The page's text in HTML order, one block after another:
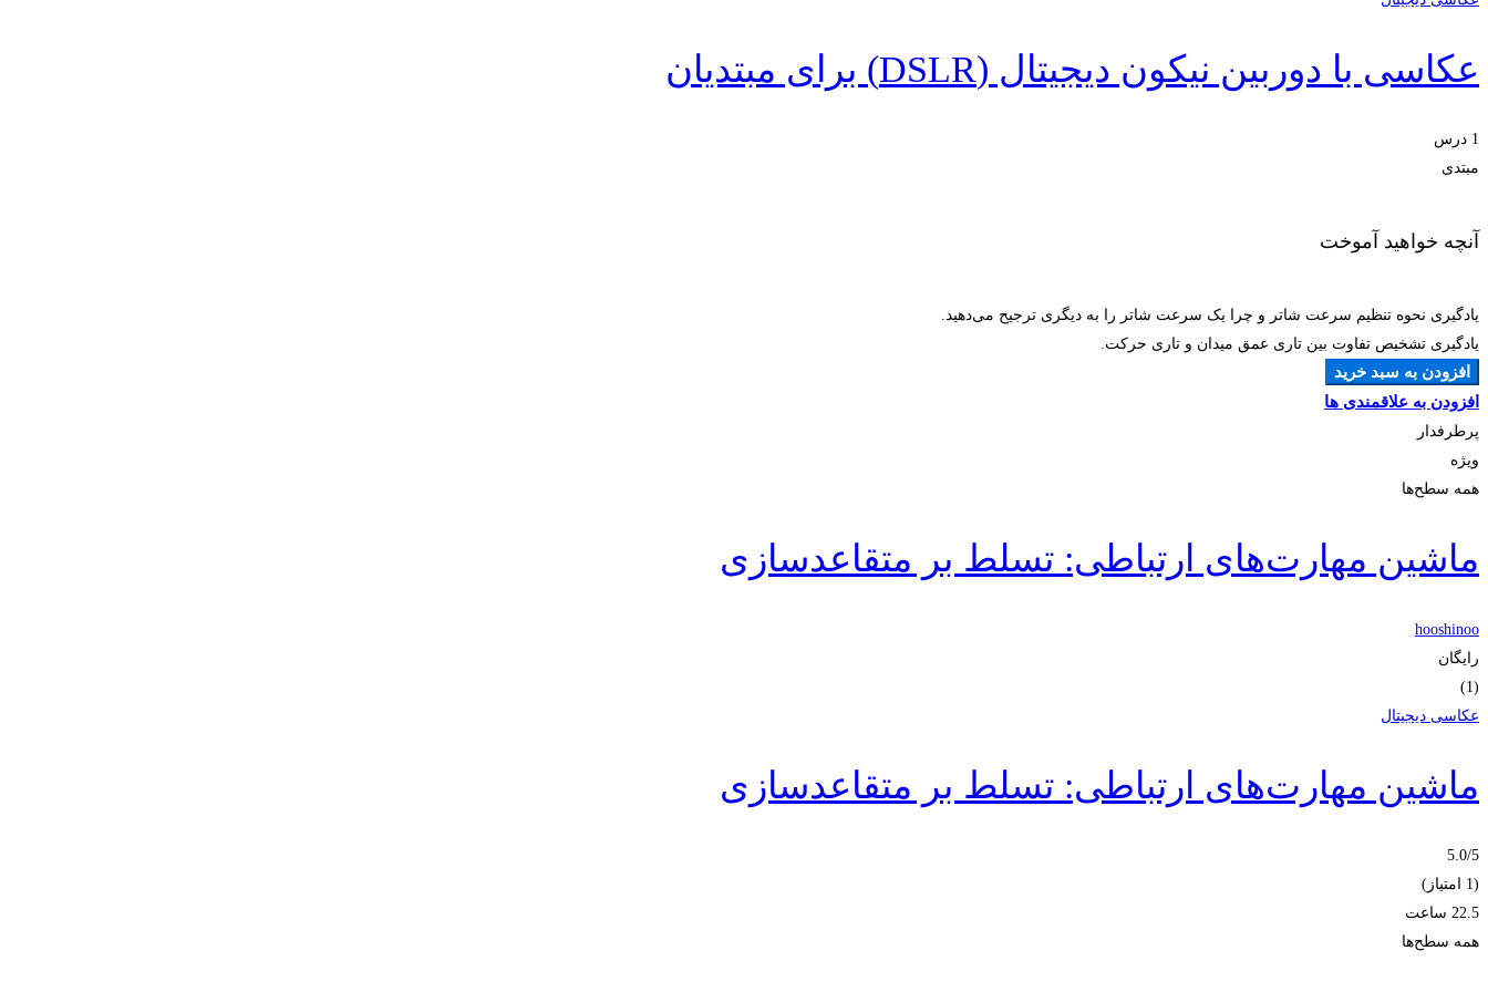
عکاسی با دوربین نیکون دیجیتال (DSLR) برای مبتدیان
1 درس‌
مبتدی
آنچه خواهید آموخت
یادگیری نحوه تنظیم سرعت شاتر و چرا یک سرعت شاتر را به دیگری ترجیح می‌دهید.
یادگیری تشخیص تفاوت بین تاری عمق میدان و تاری حرکت.
افزودن به سبد خرید
افزودن به علاقمندی ها
پرطرفدار
ویژه
همه سطح‌ها
ماشین مهارت‌های ارتباطی: تسلط بر متقاعدسازی
hooshinoo
رایگان
(1)
عکاسی دیجیتال
ماشین مهارت‌های ارتباطی: تسلط بر متقاعدسازی
5.0/5
(1 امتیاز)
22.5 ساعت
همه سطح‌ها